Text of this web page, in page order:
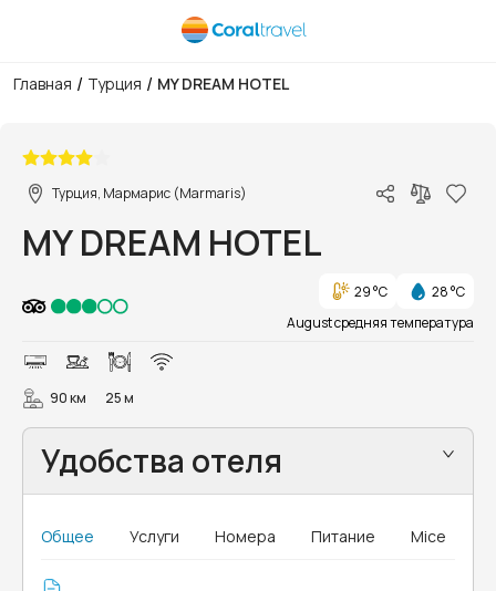
Главная / Турция / MY DREAM HOTEL
Турция, Мармарис (Marmaris)
MY DREAM HOTEL
29 °C
28 °C
August средняя температура
90 км 25 м
Удобства отеля
Общее Услуги Номера Питание Mice